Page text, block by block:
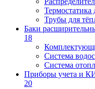
Термостатика
Трубы для
Баки
18
Система
Система
Приборы учета и
20